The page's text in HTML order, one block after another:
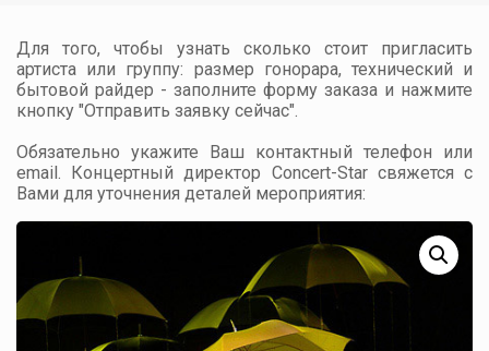
Для того, чтобы узнать сколько стоит пригласить
артиста или группу: размер гонорара, технический и
бытовой райдер - заполните форму заказа и нажмите
кнопку "Отправить заявку сейчас".
Обязательно укажите Ваш контактный телефон или
email. Концертный директор Concert-Star свяжется с
Вами для уточнения деталей мероприятия: